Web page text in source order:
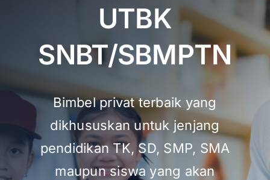
UTBK
SNBT/SBMPTN
Bimbel privat terbaik yang
dikhususkan untuk jenjang
pendidikan TK, SD, SMP, SMA
maupun siswa yang akan